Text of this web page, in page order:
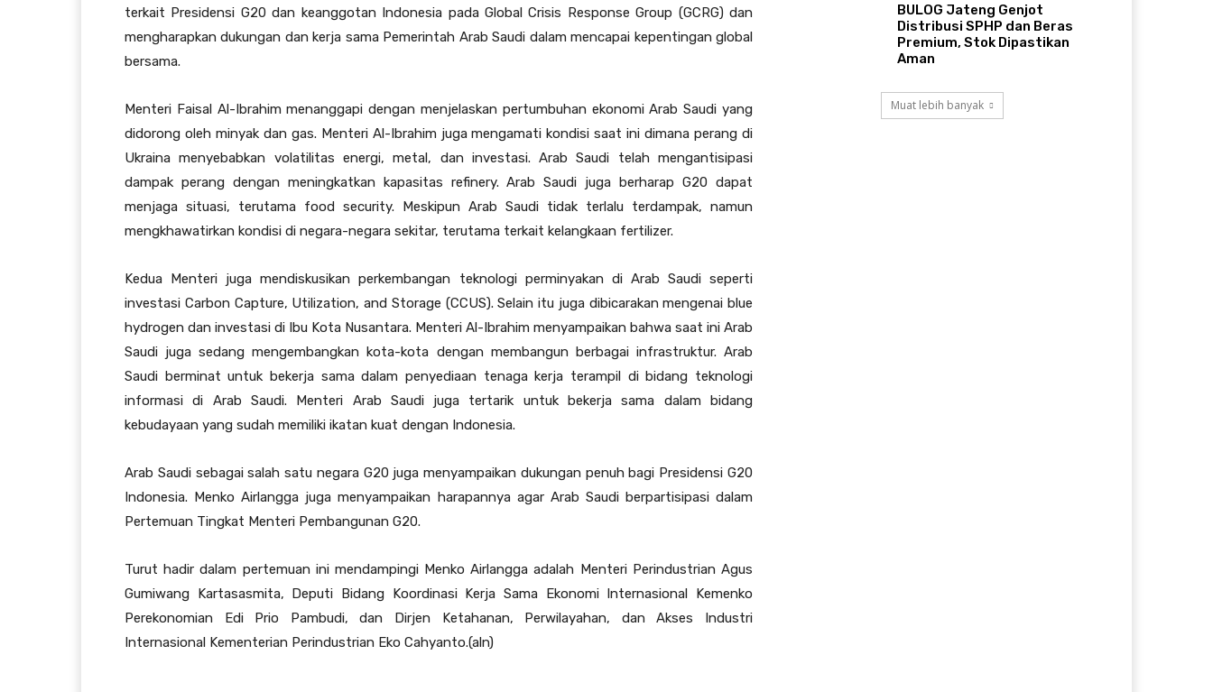
terkait Presidensi G20 dan keanggotan Indonesia pada Global Crisis Response Group (GCRG) dan
mengharapkan dukungan dan kerja sama Pemerintah Arab Saudi dalam mencapai kepentingan global
bersama.
Menteri Faisal Al-Ibrahim menanggapi dengan menjelaskan pertumbuhan ekonomi Arab Saudi yang
didorong oleh minyak dan gas. Menteri Al-Ibrahim juga mengamati kondisi saat ini dimana perang di
Ukraina menyebabkan volatilitas energi, metal, dan investasi. Arab Saudi telah mengantisipasi
dampak perang dengan meningkatkan kapasitas refinery. Arab Saudi juga berharap G20 dapat
menjaga situasi, terutama food security. Meskipun Arab Saudi tidak terlalu terdampak, namun
mengkhawatirkan kondisi di negara-negara sekitar, terutama terkait kelangkaan fertilizer.
Kedua Menteri juga mendiskusikan perkembangan teknologi perminyakan di Arab Saudi seperti
investasi Carbon Capture, Utilization, and Storage (CCUS). Selain itu juga dibicarakan mengenai blue
hydrogen dan investasi di Ibu Kota Nusantara. Menteri Al-Ibrahim menyampaikan bahwa saat ini Arab
Saudi juga sedang mengembangkan kota-kota dengan membangun berbagai infrastruktur. Arab
Saudi berminat untuk bekerja sama dalam penyediaan tenaga kerja terampil di bidang teknologi
informasi di Arab Saudi. Menteri Arab Saudi juga tertarik untuk bekerja sama dalam bidang
kebudayaan yang sudah memiliki ikatan kuat dengan Indonesia.
Arab Saudi sebagai salah satu negara G20 juga menyampaikan dukungan penuh bagi Presidensi G20
Indonesia. Menko Airlangga juga menyampaikan harapannya agar Arab Saudi berpartisipasi dalam
Pertemuan Tingkat Menteri Pembangunan G20.
Turut hadir dalam pertemuan ini mendampingi Menko Airlangga adalah Menteri Perindustrian Agus
Gumiwang Kartasasmita, Deputi Bidang Koordinasi Kerja Sama Ekonomi Internasional Kemenko
Perekonomian Edi Prio Pambudi, dan Dirjen Ketahanan, Perwilayahan, dan Akses Industri
Internasional Kementerian Perindustrian Eko Cahyanto.(aln)
BULOG Jateng Genjot
Distribusi SPHP dan Beras
Premium, Stok Dipastikan
Aman
Muat lebih banyak